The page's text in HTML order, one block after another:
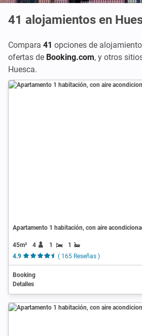
41 alojamientos en
Compara 41 opciones de
ofertas de Booking.com, y otros
Huesca.
Apartamento 1 habitación, con aire
45m² 4 1
1
4.9
( 165 Reseñas )
Booking
Detalles